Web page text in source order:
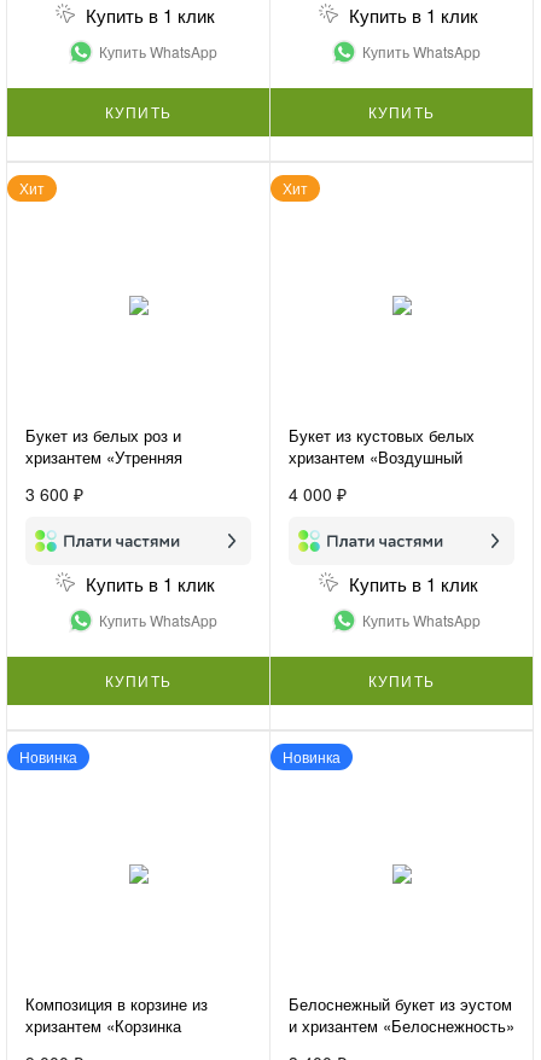
Купить в 1 клик
Купить WhatsApp
КУПИТЬ
Купить в 1 клик
Купить WhatsApp
КУПИТЬ
Хит
Букет из белых роз и
хризантем «Утренняя
3 600 ₽
Купить в 1 клик
Купить WhatsApp
КУПИТЬ
Хит
Букет из кустовых белых
хризантем «Воздушный
4 000 ₽
Купить в 1 клик
Купить WhatsApp
КУПИТЬ
Новинка
Композиция в корзине из
хризантем «Корзинка
Новинка
Белоснежный букет из эустом
и хризантем «Белоснежность»